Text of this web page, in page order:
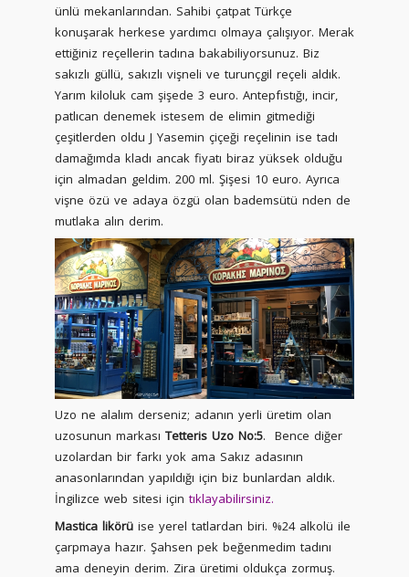
ünlü mekanlarından. Sahibi çatpat Türkçe
konuşarak herkese yardımcı olmaya çalışıyor. Merak
ettiğiniz reçellerin tadına bakabiliyorsunuz. Biz
sakızlı güllü, sakızlı vişneli ve turunçgil reçeli aldık.
Yarım kiloluk cam şişede 3 euro. Antepfıstığı, incir,
patlıcan denemek istesem de elimin gitmediği
çeşitlerden oldu J Yasemin çiçeği reçelinin ise tadı
damağımda kladı ancak fiyatı biraz yüksek olduğu
için almadan geldim. 200 ml. Şişesi 10 euro. Ayrıca
vişne özü ve adaya özgü olan bademsütü nden de
mutlaka alın derim.
Uzo ne alalım derseniz; adanın yerli üretim olan
uzosunun markası Tetteris Uzo No:5. Bence diğer
uzolardan bir farkı yok ama Sakız adasının
anasonlarından yapıldığı için biz bunlardan aldık.
İngilizce web sitesi için tıklayabilirsiniz.
Mastica likörü ise yerel tatlardan biri. %24 alkolü ile
çarpmaya hazır. Şahsen pek beğenmedim tadını
ama deneyin derim. Zira üretimi oldukça zormuş.